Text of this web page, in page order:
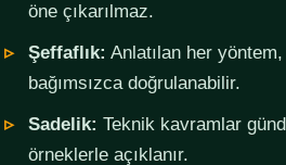
öne çıkarılmaz.
Şeffaflık: Anlatılan her yöntem,
bağımsızca doğrulanabilir.
Sadelik: Teknik kavramlar
örneklerle açıklanır.